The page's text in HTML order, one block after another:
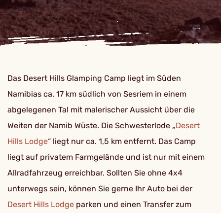
Das Desert Hills Glamping Camp liegt im Süden
Namibias ca. 17 km südlich von Sesriem in einem
abgelegenen Tal mit malerischer Aussicht über die
Weiten der Namib Wüste. Die Schwesterlode „Desert
Hills Lodge“ liegt nur ca. 1,5 km entfernt. Das Camp
liegt auf privatem Farmgelände und ist nur mit einem
Allradfahrzeug erreichbar. Sollten Sie ohne 4x4
unterwegs sein, können Sie gerne Ihr Auto bei der
Desert Hills Lodge parken und einen Transfer zum